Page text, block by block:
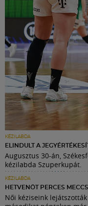
KÉZILABDA
ELINDULT A
Augusztus 30-án,
kézilabda Szuperkupát.
KÉZILABDA
HETVENÖT PERCES
Női kéziseink